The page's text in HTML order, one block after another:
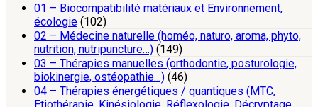
01 – Biocompatibilité matériaux et Environnement,
écologie (102)
02 – Médecine naturelle (homéo, naturo, aroma, phyto,
nutrition, nutripuncture…) (149)
03 – Thérapies manuelles (orthodontie, posturologie,
biokinergie, ostéopathie…) (46)
04 – Thérapies énergétiques / quantiques (MTC,
Etiothérapie, Kinésiologie, Réflexologie, Décryptage